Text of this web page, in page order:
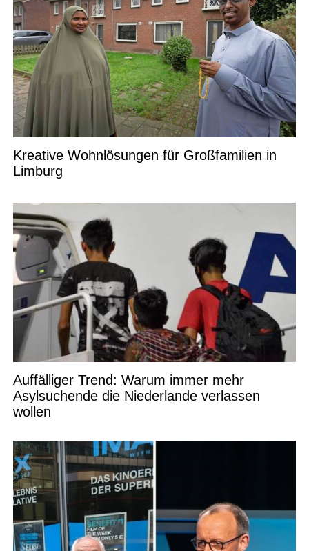
Kreative Wohnlösungen für Großfamilien in
Limburg
Auffälliger Trend: Warum immer mehr
Asylsuchende die Niederlande verlassen
wollen